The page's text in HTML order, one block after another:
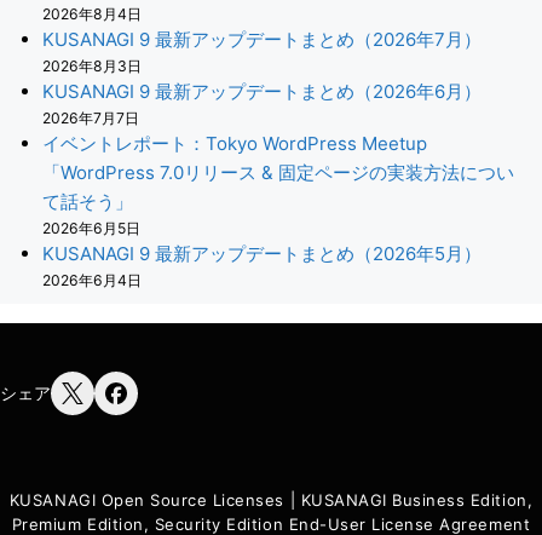
2026年8月4日
KUSANAGI 9 最新アップデートまとめ（2026年7月）
2026年8月3日
KUSANAGI 9 最新アップデートまとめ（2026年6月）
2026年7月7日
イベントレポート：Tokyo WordPress Meetup
「WordPress 7.0リリース & 固定ページの実装方法につい
て話そう」
2026年6月5日
KUSANAGI 9 最新アップデートまとめ（2026年5月）
2026年6月4日
シェア
KUSANAGI Open Source Licenses
KUSANAGI Business Edition,
Premium Edition, Security Edition End-User License Agreement